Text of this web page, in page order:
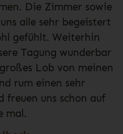
Die Zimmer sowie
alle sehr begeistert
gefühlt. Weiterhin
Tagung wunderbar
Lob von meinen
rum einen sehr
freuen uns schon auf
mal.